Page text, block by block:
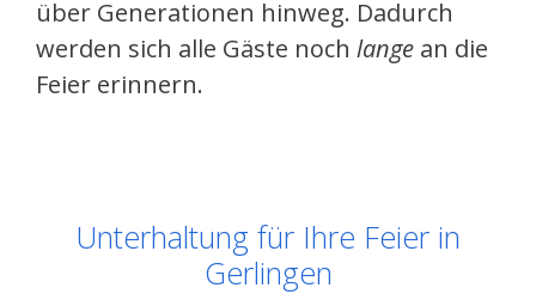
über Generationen hinweg. Dadurch
werden sich alle Gäste noch lange an die
Feier erinnern.
Unterhaltung für Ihre Feier in
Gerlingen